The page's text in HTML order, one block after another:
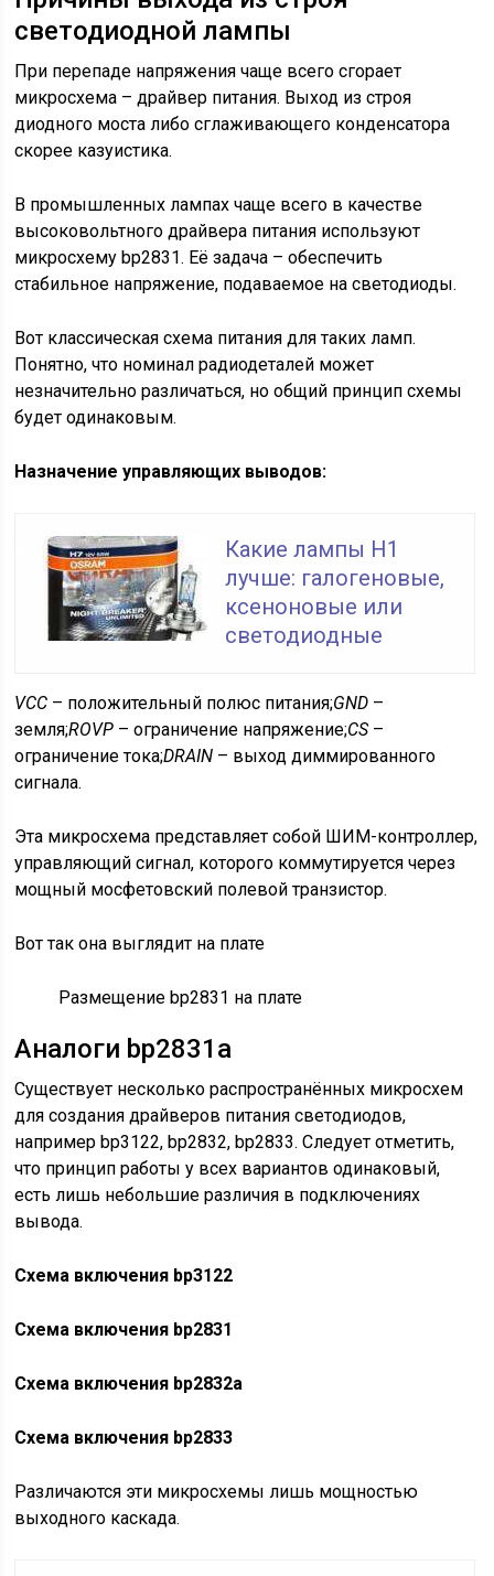
светодиодной лампы
При перепаде напряжения чаще всего сгорает
микросхема – драйвер питания. Выход из строя
диодного моста либо сглаживающего конденсатора
скорее казуистика.
В промышленных лампах чаще всего в качестве
высоковольтного драйвера питания используют
микросхему bp2831. Её задача – обеспечить
стабильное напряжение, подаваемое на светодиоды.
Вот классическая схема питания для таких ламп.
Понятно, что номинал радиодеталей может
незначительно различаться, но общий принцип схемы
будет одинаковым.
Назначение управляющих выводов:
Какие лампы H1
лучше: галогеновые,
ксеноновые или
светодиодные
VCC – положительный полюс питания;GND –
земля;ROVP – ограничение напряжение;CS–
ограничение тока;DRAIN – выход диммированного
сигнала.
Эта микросхема представляет собой ШИМ-контроллер,
управляющий сигнал, которого коммутируется через
мощный мосфетовский полевой транзистор.
Вот так она выглядит на плате
Размещение bp2831 на плате
Аналоги bp2831a
Существует несколько распространённых микросхем
для создания драйверов питания светодиодов,
например bp3122, bp2832, bp2833. Следует отметить,
что принцип работы у всех вариантов одинаковый,
есть лишь небольшие различия в подключениях
вывода.
Схема включения bp3122
Схема включения bp2831
Схема включения bp2832a
Схема включения bp2833
Различаются эти микросхемы лишь мощностью
выходного каскада.